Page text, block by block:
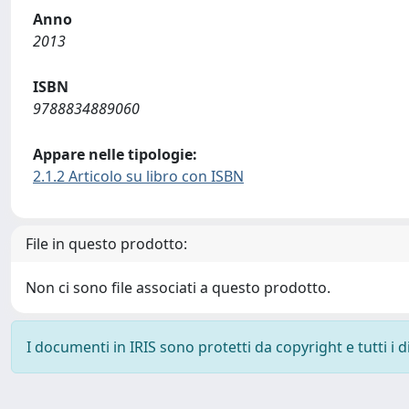
Anno
2013
ISBN
9788834889060
Appare nelle tipologie:
2.1.2 Articolo su libro con ISBN
File in questo prodotto:
Non ci sono file associati a questo prodotto.
I documenti in IRIS sono protetti da copyright e tutti i